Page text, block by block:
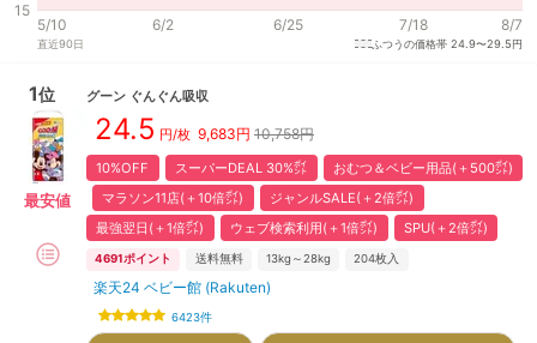
15
5/10 6/2 6/25 7/18 8/7
直近90日 ふつうの価格帯24.9〜29.5円
1位
最安値
グーン ぐんぐん吸収
24.5 円/枚 9,683円 10,758円
10%OFF スーパーDEAL 30%㌽
おむつ＆ベビー用品(＋500㌽)
マラソン11店(＋10倍㌽)
ジャンルSALE(＋2倍㌽)
最強翌日(＋1倍㌽)
ウェブ検索利用(＋1倍㌽) SPU(＋2倍㌽)
4691ポイント 送料無料 13kg～28kg 204枚入
楽天24 ベビー館 (Rakuten)
6423件